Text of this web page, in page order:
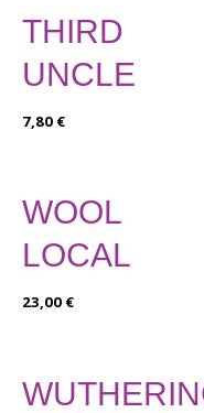
THIRD
UNCLE
7,80 €
WOOL
LOCAL
23,00 €